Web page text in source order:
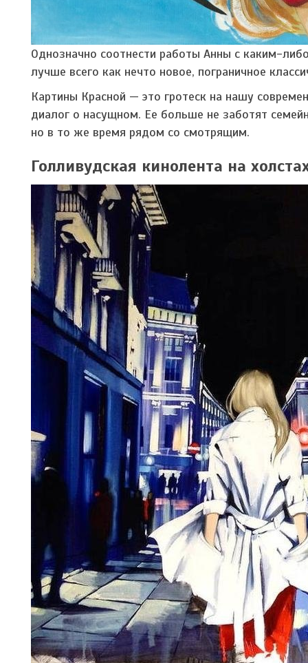
Однозначно соотнести работы Анны с каким-
лучше всего как нечто новое, пограничное
Картины Красной — это гротеск на нашу
диалог о насущном. Ее больше не заботят
но в то же время рядом со смотрящим.
Голливудская кинолента на